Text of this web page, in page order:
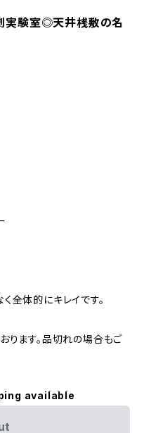
実験室◎天井桟敷の名
全体的にキレイです。
ります。品切れの場合もご
available